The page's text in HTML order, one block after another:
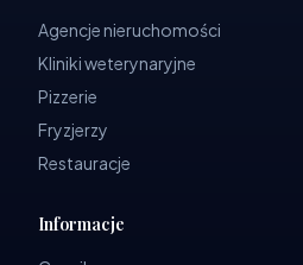
Agencje nieruchomości
Kliniki weterynaryjne
Pizzerie
Fryzjerzy
Restauracje
Informacje